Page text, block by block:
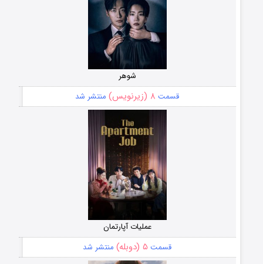
شوهر
قسمت ۸ (زیرنویس) منتشر شد
عملیات آپارتمان
قسمت ۵ (دوبله) منتشر شد